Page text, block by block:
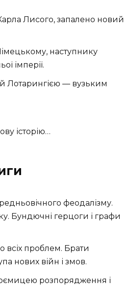
Лисого, запалено новий
наступнику
імперії.
Лотарингією — вузьким
історію…
феодалізму.
Бундючні герцоги і графи
всіх проблем. Брати
нових війн і змов.
розпорядження і